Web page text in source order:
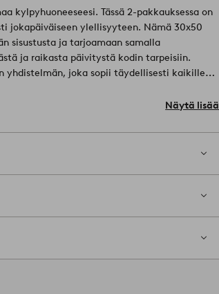
kylpyhuoneeseesi. Tässä 2-pakkauksessa on
jokapäiväiseen ylellisyyteen. Nämä 30x50
sisustusta ja tarjoamaan samalla
ja raikasta päivitystä kodin tarpeisiin.
yhdistelmän, joka sopii täydellisesti kaikille
Näytä lisää